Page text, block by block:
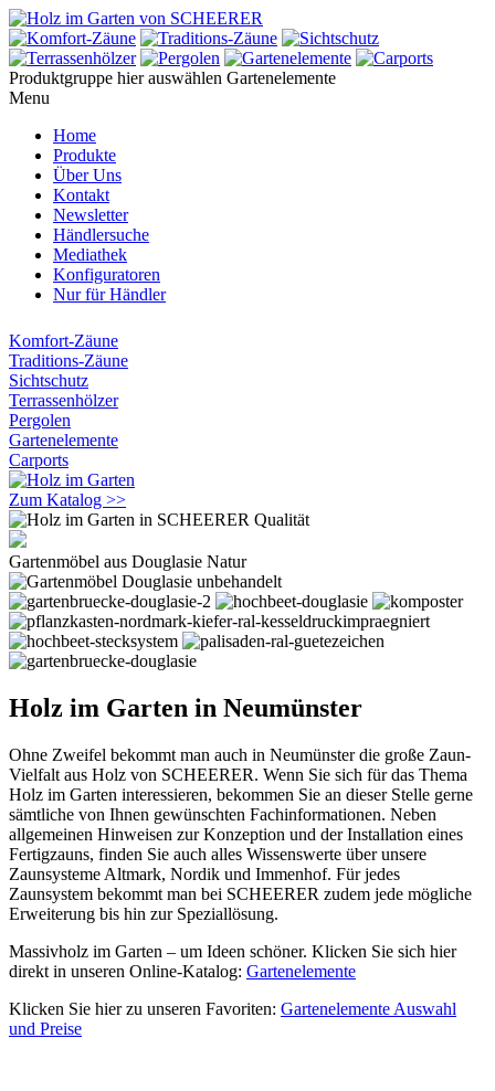
Produktgruppe hier auswählen Gartenelemente
Menu
Home
Produkte
Über Uns
Kontakt
Newsletter
Händlersuche
Mediathek
Konfiguratoren
Nur für Händler
Komfort-Zäune
Traditions-Zäune
Sichtschutz
Terrassenhölzer
Pergolen
Gartenelemente
Carports
Zum Katalog >>
Gartenmöbel aus Douglasie Natur
Holz im Garten in Neumünster
Ohne Zweifel bekommt man auch in Neumünster die große Zaun-
Vielfalt aus Holz von SCHEERER. Wenn Sie sich für das Thema
Holz im Garten interessieren, bekommen Sie an dieser Stelle gerne
sämtliche von Ihnen gewünschten Fachinformationen. Neben
allgemeinen Hinweisen zur Konzeption und der Installation eines
Fertigzauns, finden Sie auch alles Wissenswerte über unsere
Zaunsysteme Altmark, Nordik und Immenhof. Für jedes
Zaunsystem bekommt man bei SCHEERER zudem jede mögliche
Erweiterung bis hin zur Speziallösung.
Massivholz im Garten – um Ideen schöner. Klicken Sie sich hier
direkt in unseren Online-Katalog: Gartenelemente
Klicken Sie hier zu unseren Favoriten: Gartenelemente Auswahl
und Preise